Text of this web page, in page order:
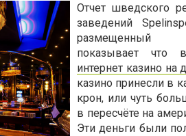
Отчет шведского
заведений
размещенный
показывает что
интернет казино на
казино принесли в
крон, или чуть
в пересчёте на
Эти деньги были